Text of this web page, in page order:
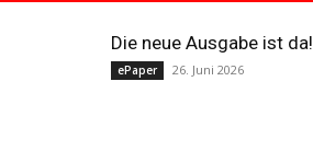
Die neue Ausgabe ist da!
ePaper 26. Juni 2026